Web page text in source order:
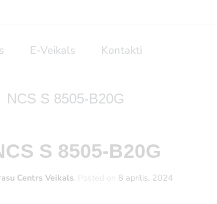
E-Veikals Kontakti
S 8505-B20G
S 8505-B20G
Centrs Veikals. Posted on 8 aprīlis, 2024